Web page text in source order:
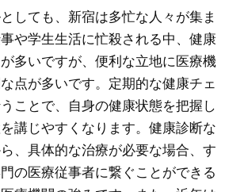
しても、新宿は多忙な人々が集ま
や学生生活に忙殺される中、健康
多いですが、便利な立地に医療機
点が多いです。定期的な健康チェ
ことで、自身の健康状態を把握し
講じやすくなります。健康診断な
、具体的な治療が必要な場合、す
の医療従事者に繋ぐことができる